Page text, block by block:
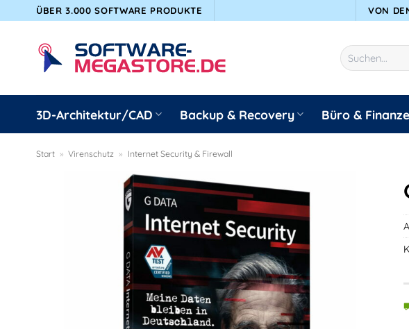
springen
ÜBER 3.000 SOFTWARE PRODUKTE VON
Suchen
nach:
3D-Architektur/CAD Backup & Recovery Büro &
Start » Virenschutz » Internet Security & Firewall